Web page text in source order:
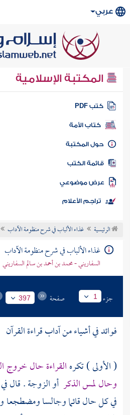
عربي
المكتبة الإسلامية
كتب PDF
كتاب الأمة
المكتبة
الكتب
موضوعي
تراجم الأعلام
الرئيسية غذاء الألباب في شرح منظومة الآداب
غذاء الألباب في شرح منظومة الآداب
السفاريني - محمد بن أحمد بن سالم السفاريني
جزء 1 صفحة 397
فوائد في أشياء من آداب قراءة القرآن
( الأولى ) تكرهالقراءة حال خروج
وحال لمس الذكر أو الزوجة . قال
في كل حال قائما وجالسا ومضطجعا